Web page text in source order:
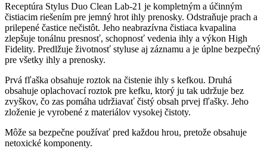
Receptúra ​​Stylus Duo Clean Lab-21 je kompletným a účinným
čistiacim riešením pre jemný hrot ihly prenosky. Odstraňuje prach a
prilepené častice nečistôt. Jeho neabrazívna čistiaca kvapalina
zlepšuje tonálnu presnosť, schopnosť vedenia ihly a výkon High
Fidelity. Predlžuje životnosť styluse aj záznamu a je úplne bezpečný
pre všetky ihly a prenosky.
Prvá fľaška obsahuje roztok na čistenie ihly s kefkou. Druhá
obsahuje oplachovací roztok pre kefku, ktorý ju tak udržuje bez
zvyškov, čo zas pomáha udržiavať čistý obsah prvej fľašky. Jeho
zloženie je vyrobené z materiálov vysokej čistoty.
Môže sa bezpečne používať pred každou hrou, pretože obsahuje
netoxické komponenty.